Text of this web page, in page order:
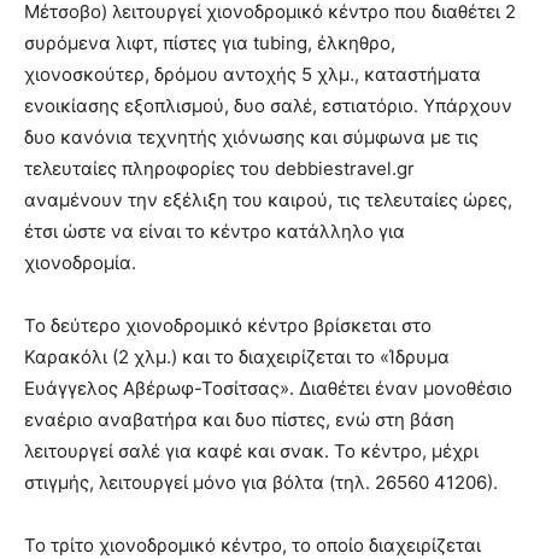
Μέτσοβο) λειτουργεί χιονοδρομικό κέντρο που διαθέτει 2
συρόμενα λιφτ, πίστες για tubing, έλκηθρο,
χιονοσκούτερ, δρόμου αντοχής 5 χλμ., καταστήματα
ενοικίασης εξοπλισμού, δυο σαλέ, εστιατόριο. Υπάρχουν
δυο κανόνια τεχνητής χιόνωσης και σύμφωνα με τις
τελευταίες πληροφορίες του debbiestravel.gr
αναμένουν την εξέλιξη του καιρού, τις τελευταίες ώρες,
έτσι ώστε να είναι το κέντρο κατάλληλο για
χιονοδρομία.
Το δεύτερο χιονοδρομικό κέντρο βρίσκεται στο
Καρακόλι (2 χλμ.) και το διαχειρίζεται το «Ίδρυμα
Ευάγγελος Αβέρωφ-Τοσίτσας». Διαθέτει έναν μονοθέσιο
εναέριο αναβατήρα και δυο πίστες, ενώ στη βάση
λειτουργεί σαλέ για καφέ και σνακ. Το κέντρο, μέχρι
στιγμής, λειτουργεί μόνο για βόλτα (τηλ. 26560 41206).
Το τρίτο χιονοδρομικό κέντρο, το οποίο διαχειρίζεται